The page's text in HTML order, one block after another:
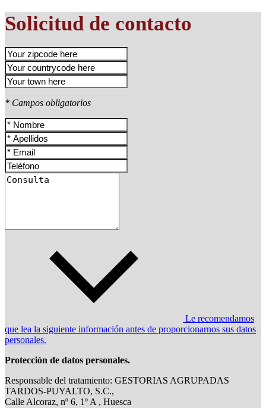
Solicitud de contacto
* Campos obligatorios
Le recomendamos
que lea la siguiente información antes de proporcionarnos sus datos
personales.
Protección de datos personales.
Responsable del tratamiento: GESTORIAS AGRUPADAS
TARDOS-PUYALTO, S.C.,
Calle Alcoraz, nº 6, 1º A , Huesca